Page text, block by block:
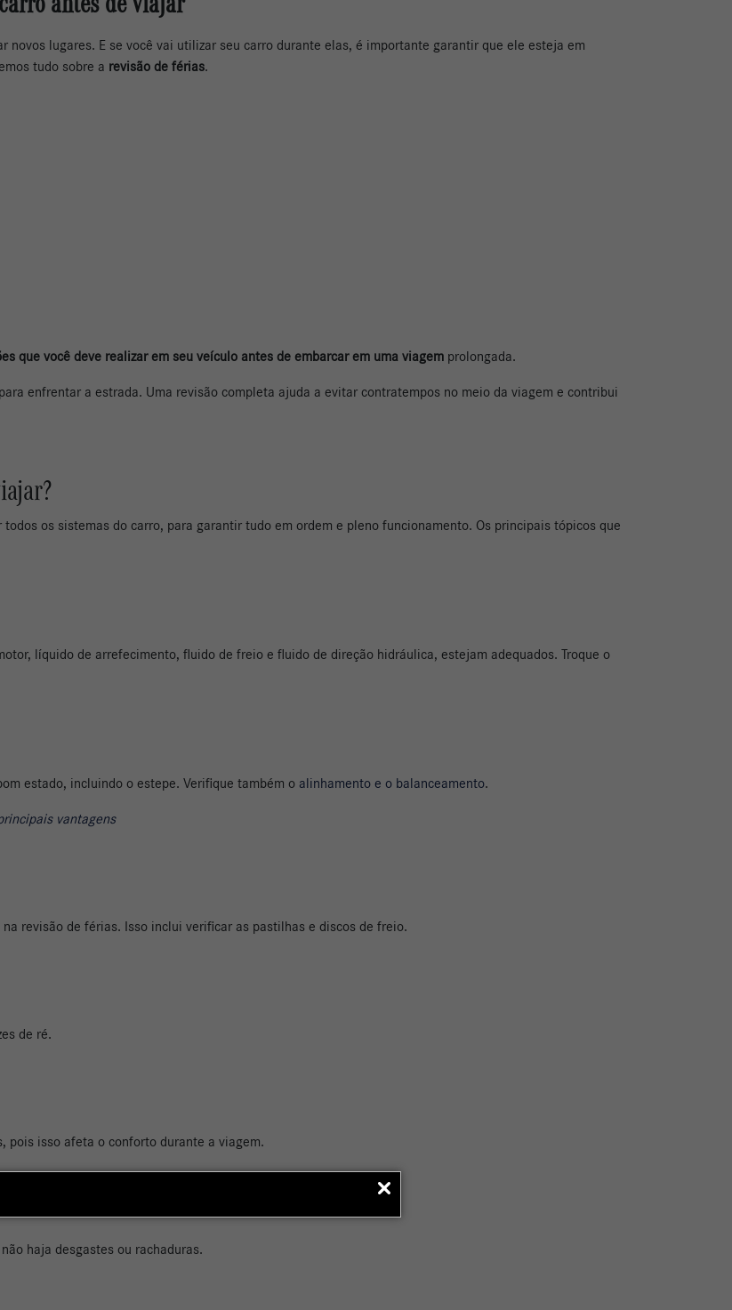
novos lugares. E se você vai utilizar seu carro durante elas, é importante garantir que ele esteja em
tudo sobre a revisão de férias.
que você deve realizar em seu veículo antes de embarcar em uma viagem prolongada.
enfrentar a estrada. Uma revisão completa ajuda a evitar contratempos no meio da viagem e contribui
os sistemas do carro, para garantir tudo em ordem e pleno funcionamento. Os principais tópicos que
líquido de arrefecimento, fluido de freio e fluido de direção hidráulica, estejam adequados. Troque o
estado, incluindo o estepe. Verifique também o alinhamento e o balanceamento.
vantagens
revisão de férias. Isso inclui verificar as pastilhas e discos de freio.
de ré.
pois isso afeta o conforto durante a viagem.
haja desgastes ou rachaduras.